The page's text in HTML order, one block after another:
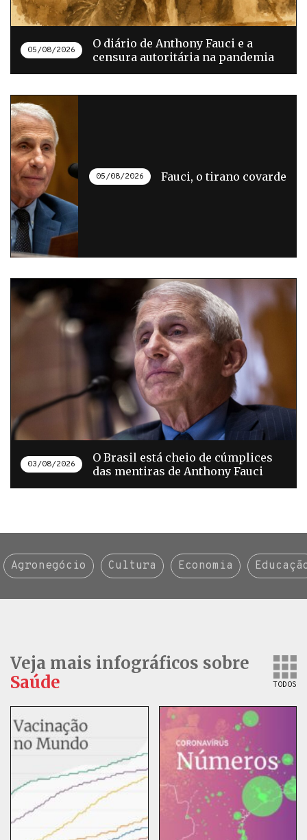
05/08/2026
O diário de Anthony Fauci e a
censura autoritária na pandemia
05/08/2026 Fauci, o tirano covarde
03/08/2026
O Brasil está cheio de cúmplices
das mentiras de Anthony Fauci
Agronegócio Cultura Economia
Veja mais infográficos sobre
Saúde
TODOS